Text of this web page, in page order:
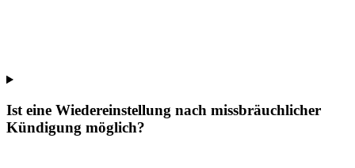
Ist eine Wiedereinstellung nach missbräuchlicher
Kündigung möglich?